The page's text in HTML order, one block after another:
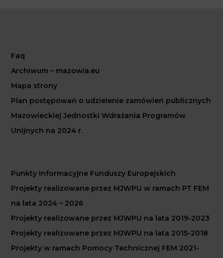
Faq
Archiwum – mazowia.eu
Mapa strony
Plan postępowań o udzielenie zamówień publicznych
Mazowieckiej Jednostki Wdrażania Programów
Unijnych na 2024 r.
Punkty Informacyjne Funduszy Europejskich
Projekty realizowane przez MJWPU w ramach PT FEM
na lata 2024 – 2026
Projekty realizowane przez MJWPU na lata 2019-2023
Projekty realizowane przez MJWPU na lata 2015-2018
Projekty w ramach Pomocy Technicznej FEM 2021-